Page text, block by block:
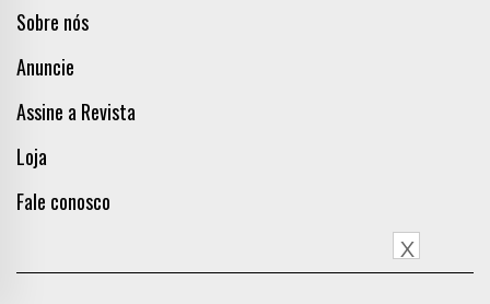
Sobre nós
Anuncie
Assine a Revista
Loja
Fale conosco
X